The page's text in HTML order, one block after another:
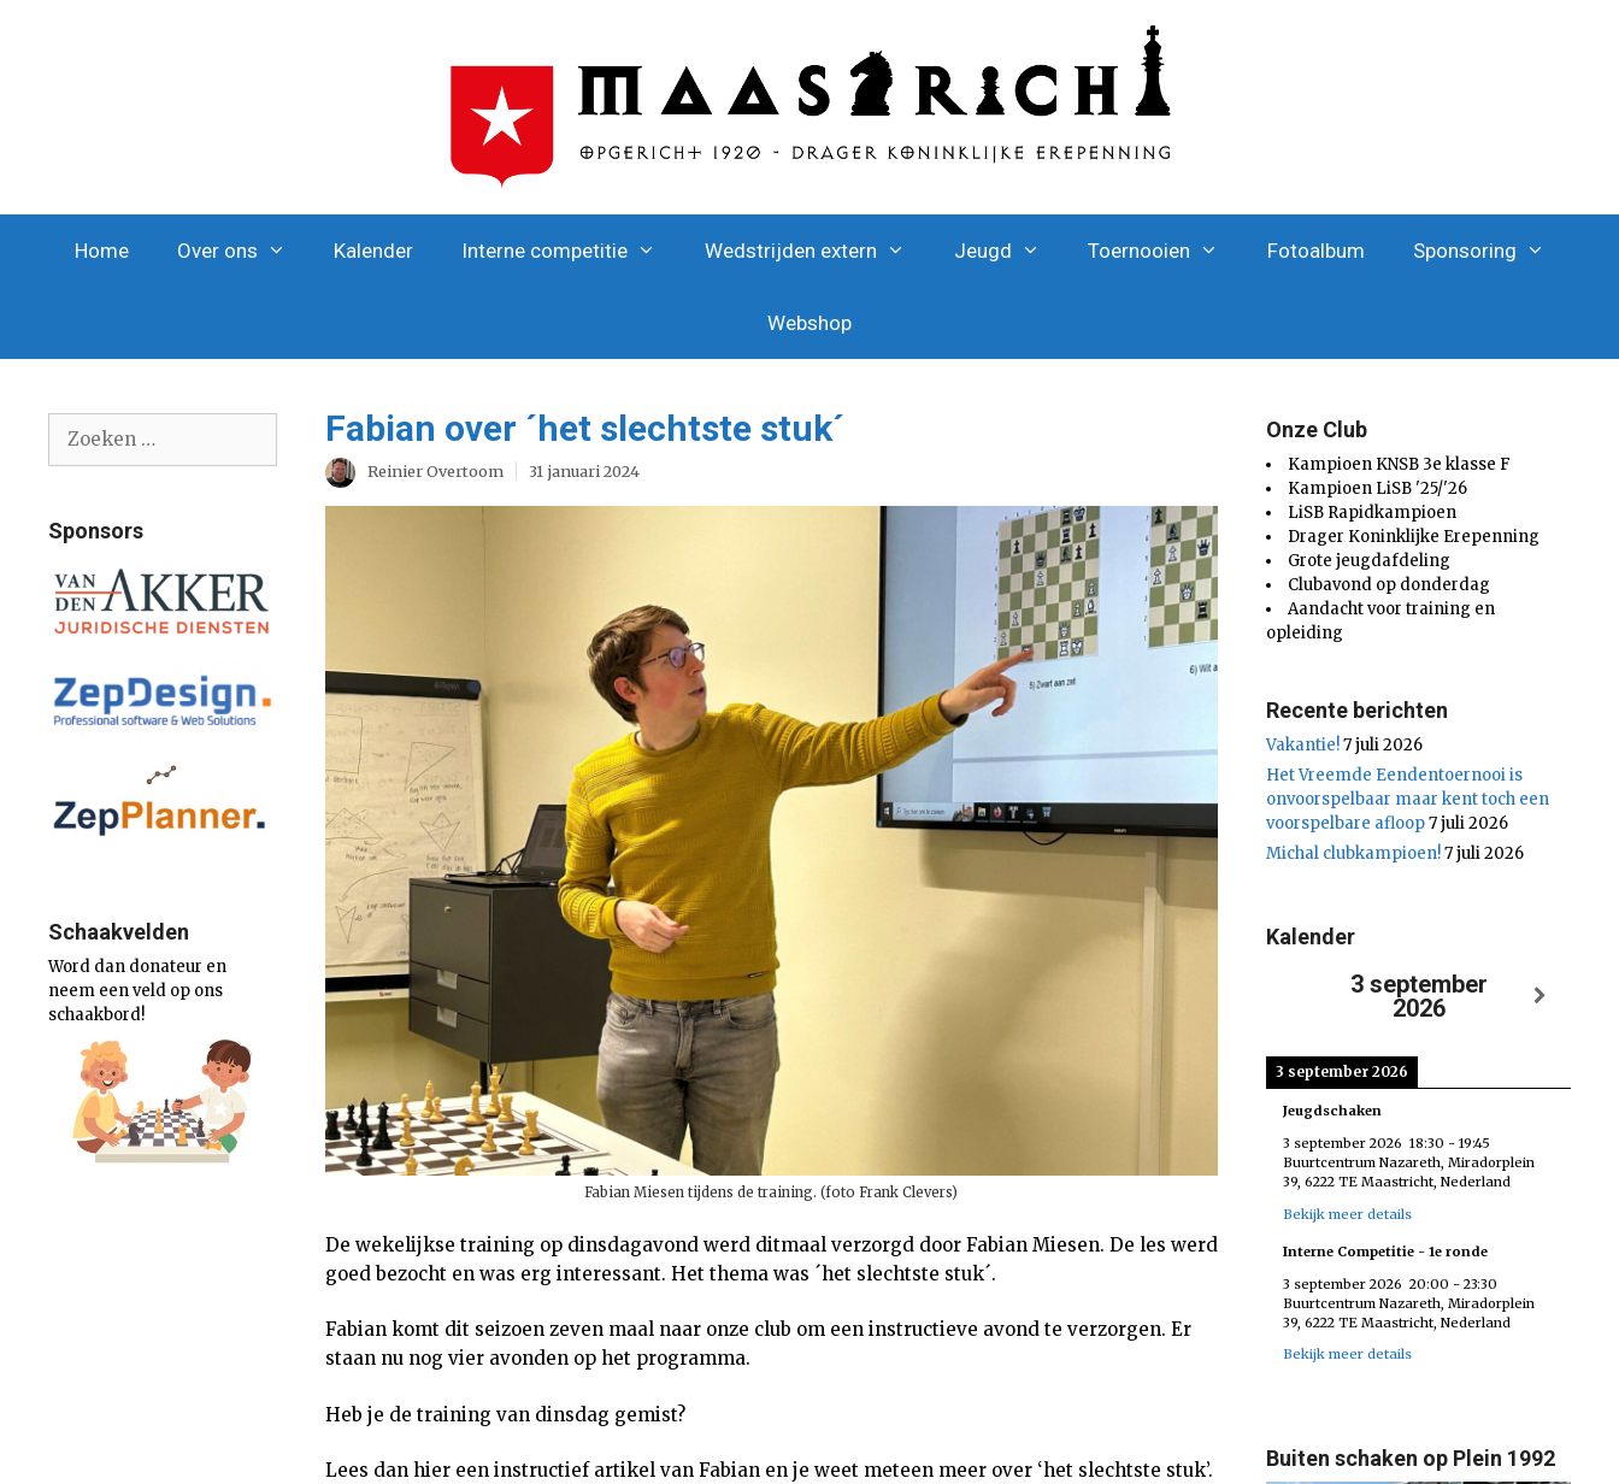
Home Over ons Kalender Interne competitie Wedstrijden extern Jeugd Toernooien Fotoalbum Sponsoring
Webshop
Fabian over ´het slechtste stuk´
Reinier Overtoom 31 januari 2024
Fabian Miesen tijdens de training. (foto Frank Clevers)
De wekelijkse training op dinsdagavond werd ditmaal verzorgd door Fabian Miesen. De les werd
goed bezocht en was erg interessant. Het thema was ´het slechtste stuk´.
Fabian komt dit seizoen zeven maal naar onze club om een instructieve avond te verzorgen. Er
staan nu nog vier avonden op het programma.
Heb je de training van dinsdag gemist?
Lees dan hier een instructief artikel van Fabian en je weet meteen meer over ‘het slechtste stuk’.
naar:
Sponsors
Schaakvelden
Word dan donateur en
neem een veld op ons
schaakbord!
Onze Club
Kampioen KNSB 3e klasse F
Kampioen LiSB '25/'26
LiSB Rapidkampioen
Drager Koninklijke Erepenning
Grote jeugdafdeling
Clubavond op donderdag
Aandacht voor training en
opleiding
Recente berichten
Vakantie!7 juli 2026
Het Vreemde Eendentoernooi is
onvoorspelbaar maar kent toch een
voorspelbare afloop7 juli 2026
Michal clubkampioen!7 juli 2026
Kalender
3 september
2026
3 september 2026
Jeugdschaken
3 september 2026 18:30 -19:45
Buurtcentrum Nazareth, Miradorplein
39, 6222 TE Maastricht, Nederland
Bekijk meer details
Interne Competitie - 1e ronde
3 september 2026 20:00 -23:30
Buurtcentrum Nazareth, Miradorplein
39, 6222 TE Maastricht, Nederland
Bekijk meer details
Buiten schaken op Plein 1992